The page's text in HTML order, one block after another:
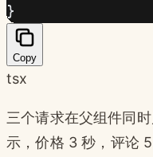
}
Copy
tsx
三个请求在父组件同
示，价格 3 秒，评论 5